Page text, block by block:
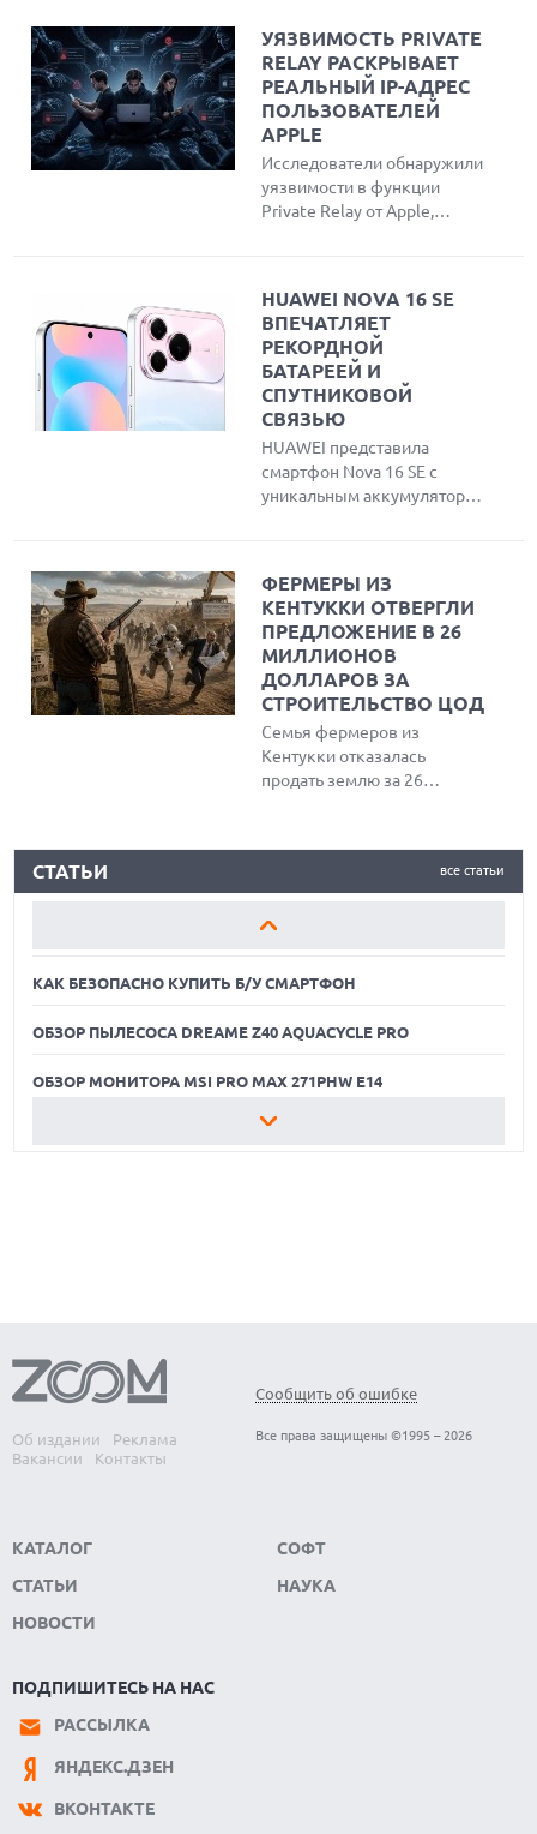
УЯЗВИМОСТЬ PRIVATE
RELAY РАСКРЫВАЕТ
РЕАЛЬНЫЙ IP-АДРЕС
ПОЛЬЗОВАТЕЛЕЙ
APPLE
Исследователи обнаружили
уязвимости в функции
Private Relay от Apple,
IP-адрес пользователей
Safari. Эксперты создали
инструмент для проверки
утечки данных и объяснили
причины публичного
разглашения проблемы
вместо обращения в
компанию.
HUAWEI NOVA 16 SE
ВПЕЧАТЛЯЕТ
РЕКОРДНОЙ
БАТАРЕЕЙ И
СПУТНИКОВОЙ
СВЯЗЬЮ
HUAWEI представила
смартфон Nova 16 SE с
уникальным аккумулятором
IP69K. Устройство оснащено
ярким OLED-дисплеем,
чипсетом Kirin 8020 и
работает под управлением
HarmonyOS 6.1.
ФЕРМЕРЫ ИЗ
КЕНТУККИ ОТВЕРГЛИ
ПРЕДЛОЖЕНИЕ В 26
МИЛЛИОНОВ
ДОЛЛАРОВ ЗА
СТРОИТЕЛЬСТВО ЦОД
Семья фермеров из
Кентукки отказалась
продать землю за 26
обработки данных ИИ,
наследие и экологию
все статьи
СТАТЬИ
ОБЗОР МОНИТОРА MSI PRO MAX 271PHW E14
КАК БЕЗОПАСНО КУПИТЬ Б/У СМАРТФОН
ОБЗОР ПЫЛЕСОСА DREAME Z40 AQUACYCLE PRO
ОБЗОР МОНИТОРА MSI PRO MAX 271PHW E14
КАК БЕЗОПАСНО КУПИТЬ Б/У СМАРТФОН
Об издании
Реклама
Вакансии
Контакты
Сообщить об ошибке
Все права защищены ©1995 – 2026
КАТАЛОГ
СТАТЬИ
НОВОСТИ
СОФТ
НАУКА
ПОДПИШИТЕСЬ НА НАС
РАССЫЛКА
ЯНДЕКС.ДЗЕН
ВКОНТАКТЕ